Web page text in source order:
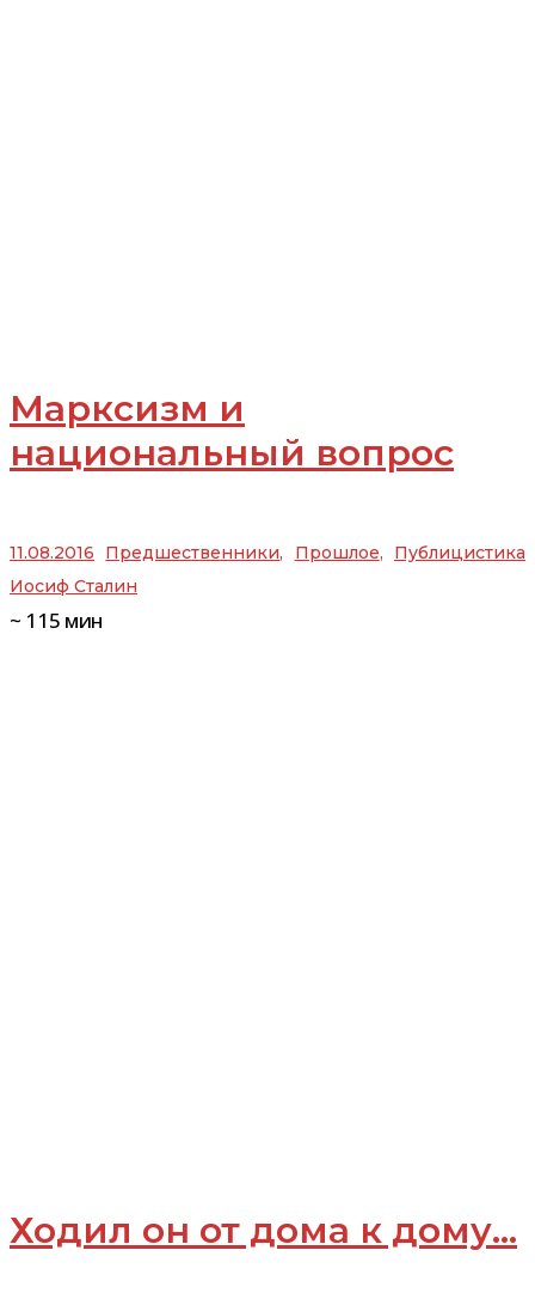
Марксизм и
национальный вопрос
11.08.2016 Предшественники, Прошлое, Публицистика
Иосиф Сталин
~ 115 мин
Ходил он от дома к дому...